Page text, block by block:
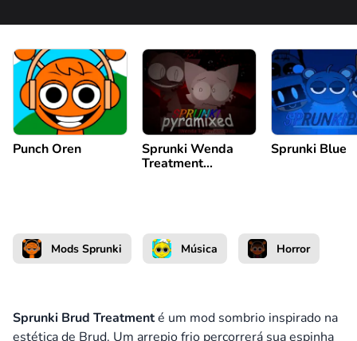
Punch Oren
Sprunki Wenda
Treatment
Sprunki Blue
Mods Sprunki Música Horror
Sprunki Brud Treatmenté um mod sombrio inspirado na
estética de Brud. Um arrepio frio percorrerá sua espinha